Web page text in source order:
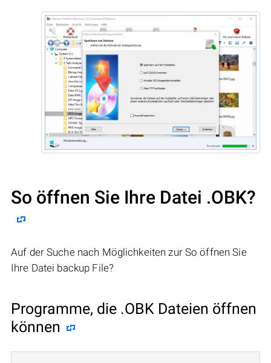
So öffnen Sie Ihre Datei .OBK?
Auf der Suche nach Möglichkeiten zur So öffnen Sie
Ihre Datei backup File?
Programme, die .OBK Dateien öffnen
können